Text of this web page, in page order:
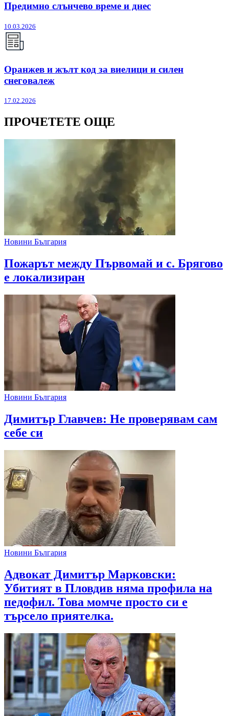
Предимно слънчево време и днес
10.03.2026
Оранжев и жълт код за виелици и силен
снеговалеж
17.02.2026
ПРОЧЕТЕТЕ ОЩЕ
Новини България
Пожарът между Първомай и с. Брягово
е локализиран
Новини България
Димитър Главчев: Не проверявам сам
себе си
Новини България
Адвокат Димитър Марковски:
Убитият в Пловдив няма профила на
педофил. Това момче просто си е
търсело приятелка.